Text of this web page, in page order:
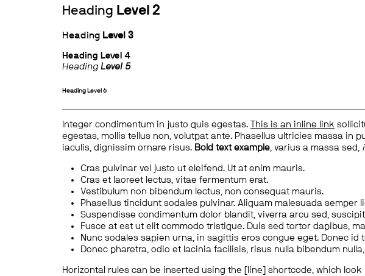
Heading Level 2
Heading Level 3
Heading Level 4
Heading Level 5
Heading Level 6
Integer condimentum in justo quis egestas. This is an inline link
egestas, mollis tellus non, volutpat ante. Phasellus ultricies massa in
iaculis, dignissim ornare risus. Bold text example, varius a massa sed,
Cras pulvinar vel justo ut eleifend. Ut at enim mauris.
Cras et laoreet lectus, vitae fermentum erat.
Vestibulum non bibendum lectus, non consequat mauris.
Phasellus tincidunt sodales pulvinar. Aliquam malesuada semper
Suspendisse condimentum dolor blandit, viverra arcu sed,
Fusce at est ut elit commodo tristique. Duis sed tortor dapibus,
Nunc sodales sapien urna, in sagittis eros congue eget. Donec
Donec pharetra, odio et lacinia facilisis, risus nulla bibendum
Horizontal rules can be inserted using the [line] shortcode, which look